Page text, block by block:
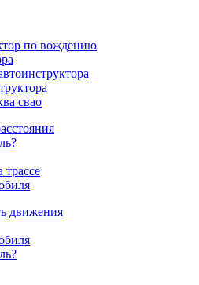
по вождению
свао
движения